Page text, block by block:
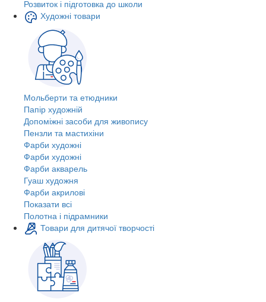
Розвиток і підготовка до школи
Художні товари
Мольберти та етюдники
Папір художній
Допоміжні засоби для живопису
Пензли та мастихіни
Фарби художні
Фарби художні
Фарби акварель
Гуаш художня
Фарби акрилові
Показати всі
Полотна і підрамники
Товари для дитячої творчості